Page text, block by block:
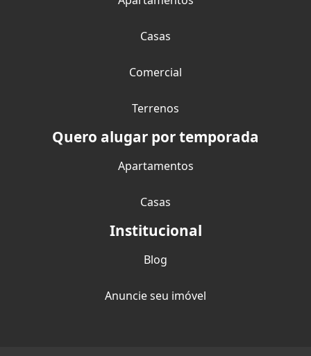
Casas
Comercial
Terrenos
Quero alugar por temporada
Apartamentos
Casas
Institucional
Blog
Anuncie seu imóvel